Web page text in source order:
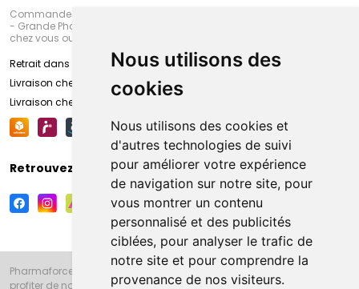
Nous utilisons des
cookies
Nous utilisons des cookies et
d'autres technologies de suivi
pour améliorer votre expérience
de navigation sur notre site, pour
vous montrer un contenu
personnalisé et des publicités
ciblées, pour analyser le trafic de
notre site et pour comprendre la
provenance de nos visiteurs.
Commandez en ligne et venez chercher votre commande à Amiens
- Grande Pharmacie d’Amiens (Fachon) ou recevez-là rapidement
chez vous ou en point retrait
Retrait dans la pharmacie d’Amiens
Livraison chez vous
Livraison chez votre commerçant
Retrouvez-nous sur vos réseaux sociaux
Pharmaforce.fr et la Grande Pharmacie d’Amiens vous souhaitent de
profiter de notre accueil, de nos conseils pharmaceutiques,